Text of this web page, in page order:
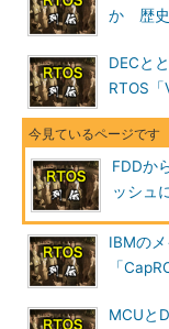
か 歴史
DECと
RTOS
FDDか
ッシュ
IBMの
「
MCUと